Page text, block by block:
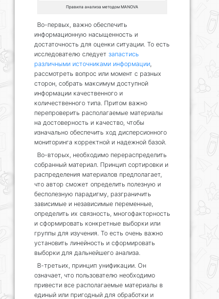
Правила анализа методом MANOVA
Во-первых, важно обеспечить
информационную насыщенность и
достаточность для оценки ситуации. То есть
исследователю следует запастись
различными источниками информации,
рассмотреть вопрос или момент с разных
сторон, собрать максимум доступной
информации качественного и
количественного типа. Притом важно
перепроверить располагаемые материалы
на достоверность и качество, чтобы
изначально обеспечить ход дисперсионного
мониторинга корректной и надежной базой.
Во-вторых, необходимо перераспределить
собранный материал. Принцип сортировки и
распределения материалов предполагает,
что автор сможет определить полезную и
бесполезную парадигму, разграничить
зависимые и независимые переменные,
определить их связность, многофакторность
и сформировать конкретные выборки или
группы для изучения. То есть очень важно
установить линейность и сформировать
выборки для дальнейшего анализа.
В-третьих, принцип унификации. Он
означает, что пользователю необходимо
привести все располагаемые материалы в
единый или пригодный для обработки и